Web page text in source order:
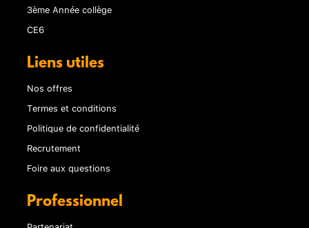
3ème Année collège
CE6
Liens utiles
Nos offres
Termes et conditions
Politique de confidentialité
Recrutement
Foire aux questions
Professionnel